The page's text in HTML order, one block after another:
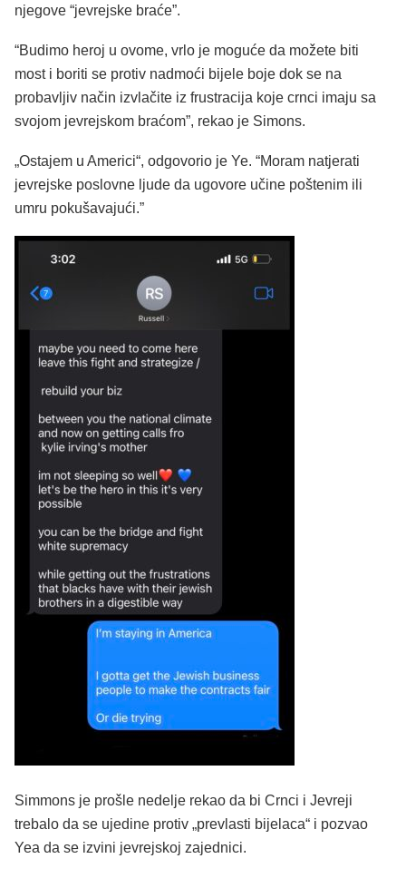
njegove “jevrejske braće”.
“Budimo heroj u ovome, vrlo je moguće da možete biti
most i boriti se protiv nadmoći bijele boje dok se na
probavljiv način izvlačite iz frustracija koje crnci imaju sa
svojom jevrejskom braćom”, rekao je Simons.
„Ostajem u Americi“, odgovorio je Ye. “Moram natjerati
jevrejske poslovne ljude da ugovore učine poštenim ili
umru pokušavajući.”
Simmons je prošle nedelje rekao da bi Crnci i Jevreji
trebalo da se ujedine protiv „prevlasti bijelaca“ i pozvao
Yea da se izvini jevrejskoj zajednici.